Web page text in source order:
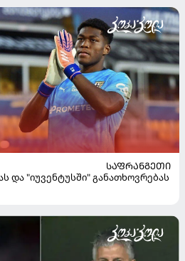
ᲡᲐᲤᲠᲐᲜᲒᲔᲗᲘ
და "იუვენტუსში" განათხოვრებას